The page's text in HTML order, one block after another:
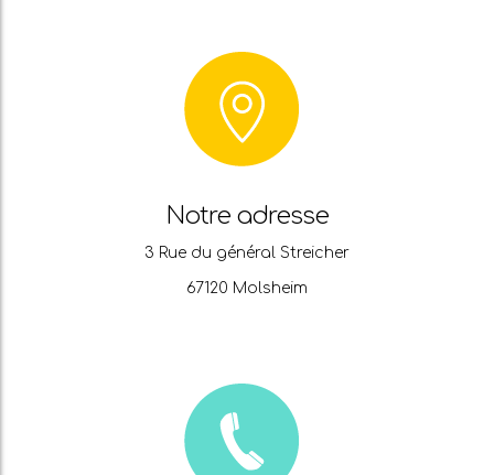
Notre adresse
3 Rue du général Streicher
67120 Molsheim